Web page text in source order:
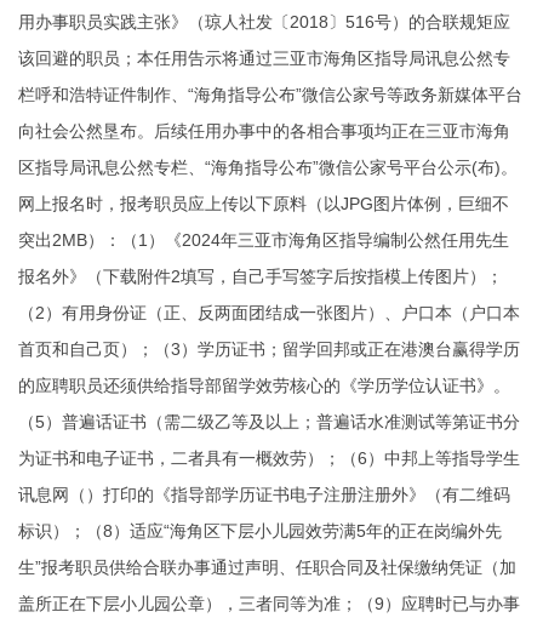
用办事职员实践主张》（琼人社发〔2018〕516号）的合联规矩应
该回避的职员；本任用告示将通过三亚市海角区指导局讯息公然专
栏呼和浩特证件制作 、“海角指导公布”微信公家号等政务新媒体平台
向社会公然垦布。后续任用办事中的各相合事项均正在三亚市海角
区指导局讯息公然专栏、“海角指导公布”微信公家号平台公示(布)。
网上报名时，报考职员应上传以下原料（以JPG图片体例，巨细不
突出2MB）：（1）《2024年三亚市海角区指导编制公然任用先生
报名外》（下载附件2填写，自己手写签字后按指模上传图片）；
（2）有用身份证（正、反两面团结成一张图片）、户口本（户口本
首页和自己页）；（3）学历证书；留学回邦或正在港澳台赢得学历
的应聘职员还须供给指导部留学效劳核心的《学历学位认证书》。
（5）普遍话证书（需二级乙等及以上；普遍话水准测试等第证书分
为证书和电子证书，二者具有一概效劳）；（6）中邦上等指导学生
讯息网（）打印的《指导部学历证书电子注册注册外》（有二维码
标识）；（8）适应“海角区下层小儿园效劳满5年的正在岗编外先
生”报考职员供给合联办事通过声明、任职合同及社保缴纳凭证（加
盖所正在下层小儿园公章），三者同等为准；（9）应聘时已与办事